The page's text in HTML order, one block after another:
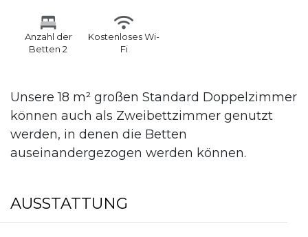
Anzahl der
Betten 2
Kostenloses Wi-
Fi
Unsere 18 m² großen Standard Doppelzimmer
können auch als Zweibettzimmer genutzt
werden, in denen die Betten
auseinandergezogen werden können.
AUSSTATTUNG